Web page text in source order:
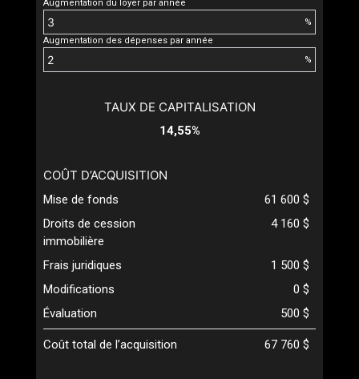
Augmentation du loyer par année
%
Augmentation des dépenses par année
%
TAUX DE CAPITALISATION
14,55%
COÛT D’ACQUISITION
Mise de fonds
61 600 $
Droits de cession
immobilière
4 160 $
Frais juridiques
1 500 $
Modifications
0 $
Évaluation
500 $
Coût total de l’acquisition 67 760 $